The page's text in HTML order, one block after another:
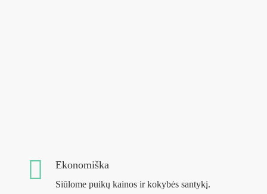
Ekonomiška
Siūlome puikų kainos ir kokybės santykį.